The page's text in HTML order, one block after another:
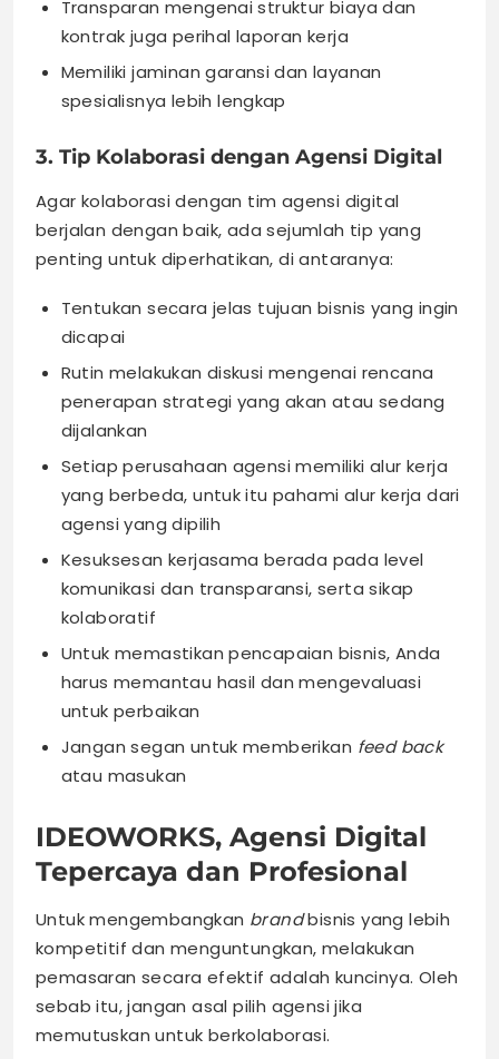
Transparan mengenai struktur biaya dan
kontrak juga perihal laporan kerja
Memiliki jaminan garansi dan layanan
spesialisnya lebih lengkap
3. Tip Kolaborasi dengan Agensi Digital
Agar kolaborasi dengan tim agensi digital
berjalan dengan baik, ada sejumlah tip yang
penting untuk diperhatikan, di antaranya:
Tentukan secara jelas tujuan bisnis yang ingin
dicapai
Rutin melakukan diskusi mengenai rencana
penerapan strategi yang akan atau sedang
dijalankan
Setiap perusahaan agensi memiliki alur kerja
yang berbeda, untuk itu pahami alur kerja dari
agensi yang dipilih
Kesuksesan kerjasama berada pada level
komunikasi dan transparansi, serta sikap
kolaboratif
Untuk memastikan pencapaian bisnis, Anda
harus memantau hasil dan mengevaluasi
untuk perbaikan
Jangan segan untuk memberikan feed back
atau masukan
IDEOWORKS, Agensi Digital
Tepercaya dan Profesional
Untuk mengembangkan brandbisnis yang lebih
kompetitif dan menguntungkan, melakukan
pemasaran secara efektif adalah kuncinya. Oleh
sebab itu, jangan asal pilih agensi jika
memutuskan untuk berkolaborasi.